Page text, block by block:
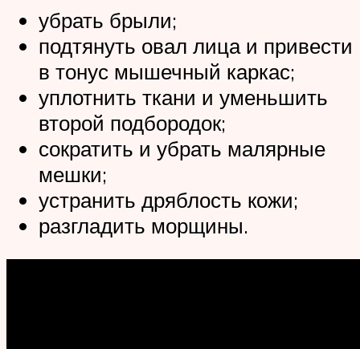
убрать брыли;
подтянуть овал лица и привести
в тонус мышечный каркас;
уплотнить ткани и уменьшить
второй подбородок;
сократить и убрать малярные
мешки;
устранить дряблость кожи;
разгладить морщины.